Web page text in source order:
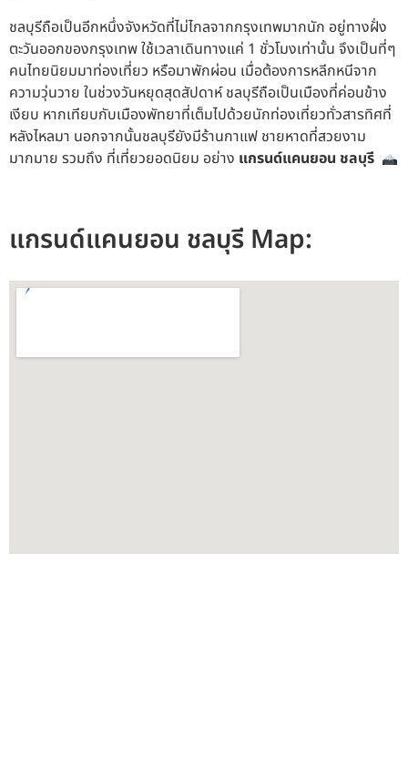
ชลบุรีถือเป็นอีกหนึ่งจังหวัดที่ไม่ไกลจากกรุงเทพมากนัก อยู่ทางฝั่ง
ตะวันออกของกรุงเทพใช้เวลาเดินทางแค่ 1 ชั่วโมงเท่านั้น จึงเป็นที่ๆ
คนไทยนิยมมาท่องเที่ยว หรือมาพักผ่อน เมื่อต้องการหลีกหนีจาก
ความวุ่นวาย ในช่วงวันหยุดสุดสัปดาห์ชลบุรีถือเป็นเมืองที่ค่อนข้าง
เงียบ หากเทียบกับเมืองพัทยาที่เต็มไปด้วยนักท่องเที่ยวทั่วสารทิศที่
หลังไหลมา นอกจากนั้นชลบุรียังมีร้านกาแฟ ชายหาดที่สวยงาม
มากมาย รวมถึง ที่เที่ยวยอดนิยม อย่าง แกรนด์แคนยอน ชลบุรี
แกรนด์แคนยอน ชลบุรี Map: